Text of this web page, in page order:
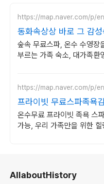
https://map.naver.com/p/
동화속상상 바로 그 감성
오설록근처 완벽독채
숲속 무료스파, 온수 수영장
부르는 가족 숙소, 대가족환
https://map.naver.com/p/
프라이빗 무료스파족욕
돌담감성, 반려견 환영
온수무료 프라이빗 족욕 스
가능, 우리 가족만을 위한 힐링공간. 제주 이
AllaboutHistory